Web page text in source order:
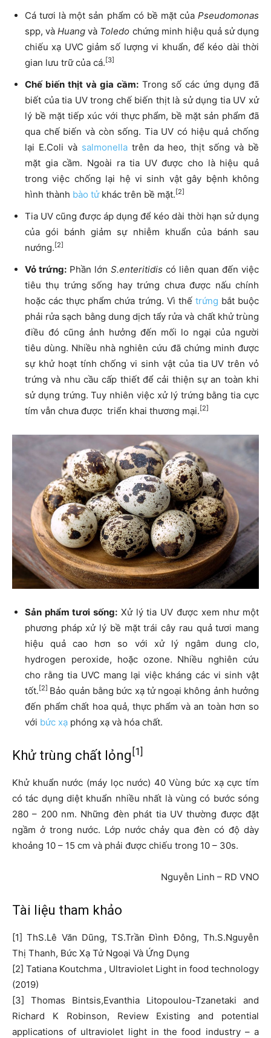
Cá tươi là một sản phẩm có bề mặt của Pseudomonas
spp, vàHuang và Toledo chứng minh hiệu quả sử dụng
chiếu xạ UVC giảm số lượng vi khuẩn, để kéo dài thời
gian lưu trữ của cá. [3]
Chế biến thịt và gia cầm: Trong số các ứng dụng đã
biết của tia UV trong chế biến thịt là sử dụng tia UV xử
lý bề mặt tiếp xúc với thực phẩm, bề mặt sản phẩm đã
qua chế biến và còn sống. Tia UV có hiệu quả chống
lại E.Coli và salmonellatrên da heo, thịt sống và bề
mặt gia cầm. Ngoài ra tia UV được cho là hiệu quả
trong việc chống lại hệ vi sinh vật gây bệnh không
hình thành bào tửkhác trên bề mặt. [2]
Tia UV cũng được áp dụng để kéo dài thời hạn sử dụng
của gói bánh giảm sự nhiễm khuẩn của bánh sau
nướng. [2]
Vỏ trứng: Phần lớn S.enteritidis có liên quan đến việc
tiêu thụ trứng sống hay trứng chưa được nấu chính
hoặc các thực phẩm chứa trứng. Vì thế trứng bắt buộc
phải rửa sạch bằng dung dịch tẩy rửa và chất khử trùng
điều đó cũng ảnh hưởng đến mối lo ngại của người
tiêu dùng. Nhiều nhà nghiên cứu đã chứng minh được
sự khử hoạt tính chống vi sinh vật của tia UV trên vỏ
trứng và nhu cầu cấp thiết để cải thiện sự an toàn khi
sử dụng trứng. Tuy nhiên việc xử lý trứng bằng tia cực
tím vẫn chưa được triển khai thương mại. [2]
Sản phẩm tươi sống: Xử lý tia UV được xem như một
phương pháp xử lý bề mặt trái cây rau quả tươi mang
hiệu quả cao hơn so với xử lý ngâm dung clo,
hydrogen peroxide, hoặc ozone. Nhiều nghiên cứu
cho rằng tia UVC mang lại việc kháng các vi sinh vật
tốt. [2] Bảo quản bằng bức xạ tử ngoại không ảnh hưởng
đến phẩm chất hoa quả, thực phẩm và an toàn hơn so
với bức xạ phóng xạ và hóa chất.
Khử trùng chất lỏng [1]
Khử khuẩn nước (máy lọc nước) 40 Vùng bức xạ cực tím
có tác dụng diệt khuẩn nhiều nhất là vùng có bước sóng
280 – 200 nm. Những đèn phát tia UV thường được đặt
ngầm ở trong nước. Lớp nước chảy qua đèn có độ dày
khoảng 10 – 15 cm và phải được chiếu trong 10 – 30s.
Nguyễn Linh – RD VNO
Tài liệu tham khảo
[1] ThS.Lê Văn Dũng, TS.Trần Đình Đông, Th.S.Nguyễn
Thị Thanh, Bức Xạ Tử Ngoại Và Ứng Dụng
[2] Tatiana Koutchma , Ultraviolet Light in food technology
(2019)
[3] Thomas Bintsis,Evanthia Litopoulou-Tzanetaki and
Richard K Robinson, Review Existing and potential
applications of ultraviolet light in the food industry – a